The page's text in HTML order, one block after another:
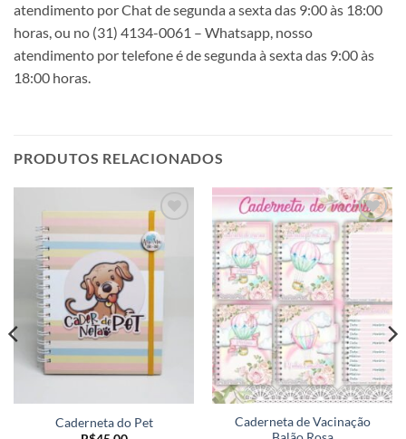
atendimento por Chat de segunda a sexta das 9:00 às 18:00
horas, ou no (31) 4134-0061 – Whatsapp, nosso
atendimento por telefone é de segunda à sexta das 9:00 às
18:00 horas.
PRODUTOS RELACIONADOS
Adicionar
a lista de
desejos
Caderneta do Pet
Adicionar
a lista de
desejos
Caderneta de Vacinação